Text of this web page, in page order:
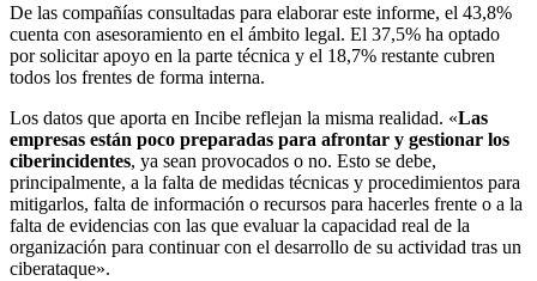
De las compañías consultadas para elaborar este informe, el 43,8%
cuenta con asesoramiento en el ámbito legal. El 37,5% ha optado
por solicitar apoyo en la parte técnica y el 18,7% restante cubren
todos los frentes de forma interna.
Los datos que aporta en Incibe reflejan la misma realidad. «Las
empresas están poco preparadas para afrontar y gestionar los
ciberincidentes, ya sean provocados o no. Esto se debe,
principalmente, a la falta de medidas técnicas y procedimientos para
mitigarlos, falta de información o recursos para hacerles frente o a la
falta de evidencias con las que evaluar la capacidad real de la
organización para continuar con el desarrollo de su actividad tras un
ciberataque».